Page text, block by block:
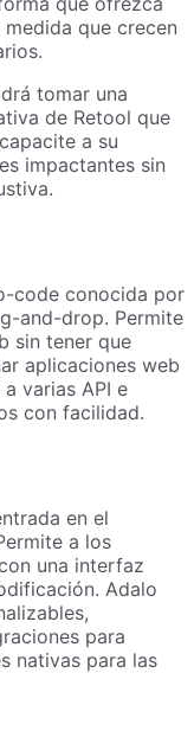
que crecen
tomar una
de Retool que
a su
impactantes sin
code conocida por
and-drop. Permite
sin tener que
aplicaciones web
varias API e
con facilidad.
en el
a los
una interfaz
Adalo
para
nativas para las